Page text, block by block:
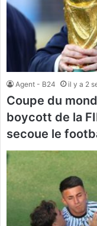
Agent - B24 il y a 2
Coupe du
boycott de la
secoue le